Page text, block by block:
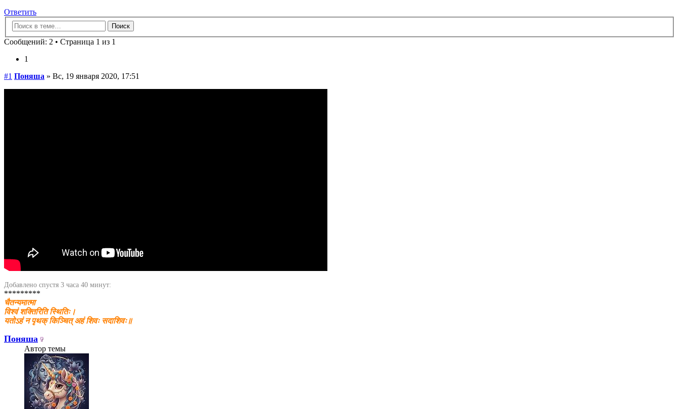
Ответить
Сообщений: 2 • Страница 1 из 1
1
#1 Поняша » Вс, 19 января 2020, 17:51
Добавлено спустя 3 часа 40 минут:
*********
चैतन्यमात्मा
विश्वं शक्तिरिति स्थितिः।
यतोऽहं न पृथक् किञ्चित् अहं शिवः सदाशिवः॥
Поняша
Автор темы